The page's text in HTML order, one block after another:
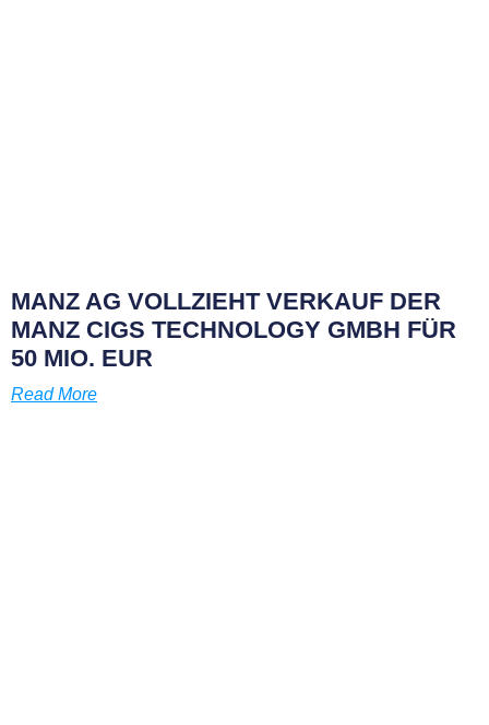
MANZ AG VOLLZIEHT VERKAUF DER
MANZ CIGS TECHNOLOGY GMBH FÜR
50 MIO. EUR
Read More